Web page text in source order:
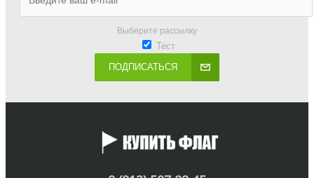
Выберите рассылку
Тест
ПОДПИСАТЬСЯ